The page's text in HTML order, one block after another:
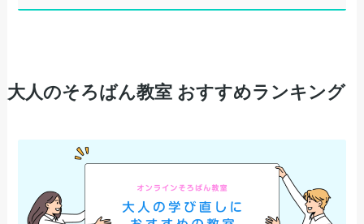
大人のそろばん教室 おすすめランキング